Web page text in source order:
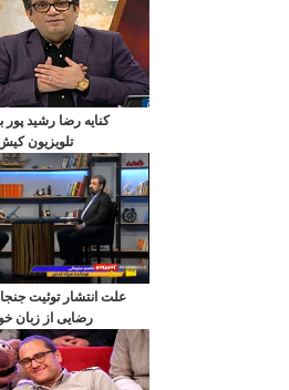
کنایه رضا رشید پور
تلویزیون
علت انتشار توئیت
رضایی از زبان